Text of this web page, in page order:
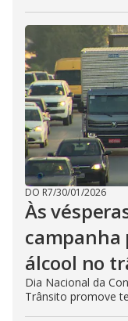
DO R7/30/01/2026
Às
campanha
álcool no
Dia Nacional da
Trânsito promove